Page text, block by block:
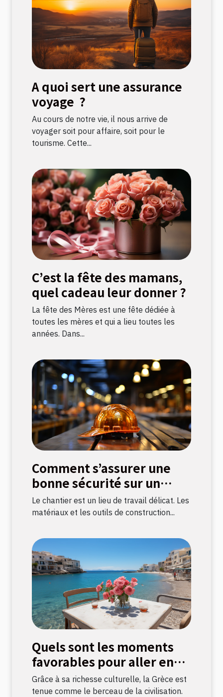
A quoi sert une assurance
voyage ?
Au cours de notre vie, il nous arrive de
voyager soit pour affaire, soit pour le
tourisme. Cette...
C’est la fête des mamans,
quel cadeau leur donner ?
La fête des Mères est une fête dédiée à
toutes les mères et qui a lieu toutes les
années. Dans...
Comment s’assurer une
bonne sécurité sur un
chantier ?
Le chantier est un lieu de travail délicat. Les
matériaux et les outils de construction...
Quels sont les moments
favorables pour aller en
Grèce ?
Grâce à sa richesse culturelle, la Grèce est
tenue comme le berceau de la civilisation.